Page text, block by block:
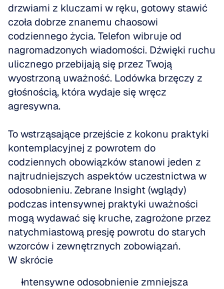
drzwiami z kluczami w ręku, gotowy stawić
czoła dobrze znanemu chaosowi
codziennego życia. Telefon wibruje od
nagromadzonych wiadomości. Dźwięki ruchu
ulicznego przebijają się przez Twoją
wyostrzoną uważność. Lodówka brzęczy z
głośnością, która wydaje się wręcz
agresywna.
To wstrząsające przejście z kokonu praktyki
kontemplacyjnej z powrotem do
codziennych obowiązków stanowi jeden z
najtrudniejszych aspektów uczestnictwa w
odosobnieniu. Zebrane Insight (wglądy)
podczas intensywnej praktyki uważności
mogą wydawać się kruche, zagrożone przez
natychmiastową presję powrotu do starych
wzorców i zewnętrznych zobowiązań.
W skrócie
Intensywne odosobnienie zmniejsza